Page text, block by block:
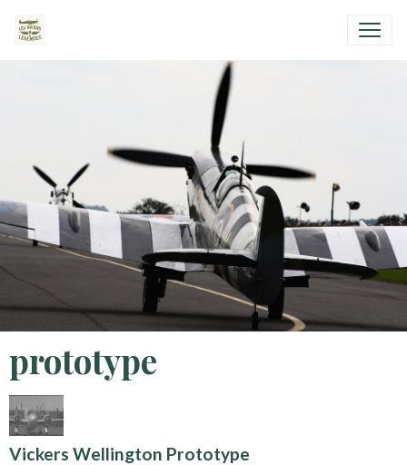
prototype
Vickers Wellington Prototype